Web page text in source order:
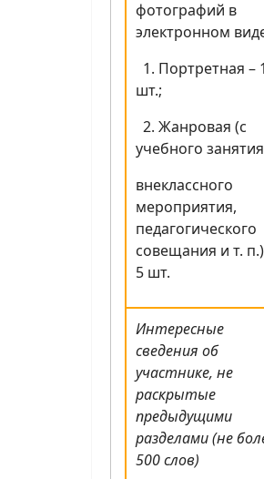
фотографий в
электронном
1. Портретная – 1
шт.;
2. Жанровая (с
учебного
внеклассного
мероприятия,
педагогического
совещания и т.
5 шт.
Интересные
сведения об
участнике, не
раскрытые
предыдущими
разделами (не
500 слов)